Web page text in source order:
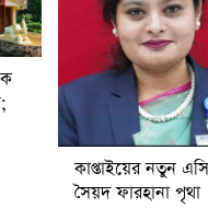
কাপ্তাইয়ের নতুন এসি
সৈয়দ ফারহানা পৃথা